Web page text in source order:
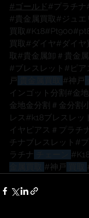
#ゴールド #プラチナ
#貴金属買取 #ジュエ
買取 #K18#Pt900
買取 #ダイヤ #ダイヤ
取 #貴金属卸 ＃貴金
#ブレスレット #ピア
戸
#神戸
インゴット分割 #金
金地金分割 ＃金分割
レス #k18ブレスレッ
イヤピアス ＃プラチ
チナブレスレット #
ラチナ
#神戸